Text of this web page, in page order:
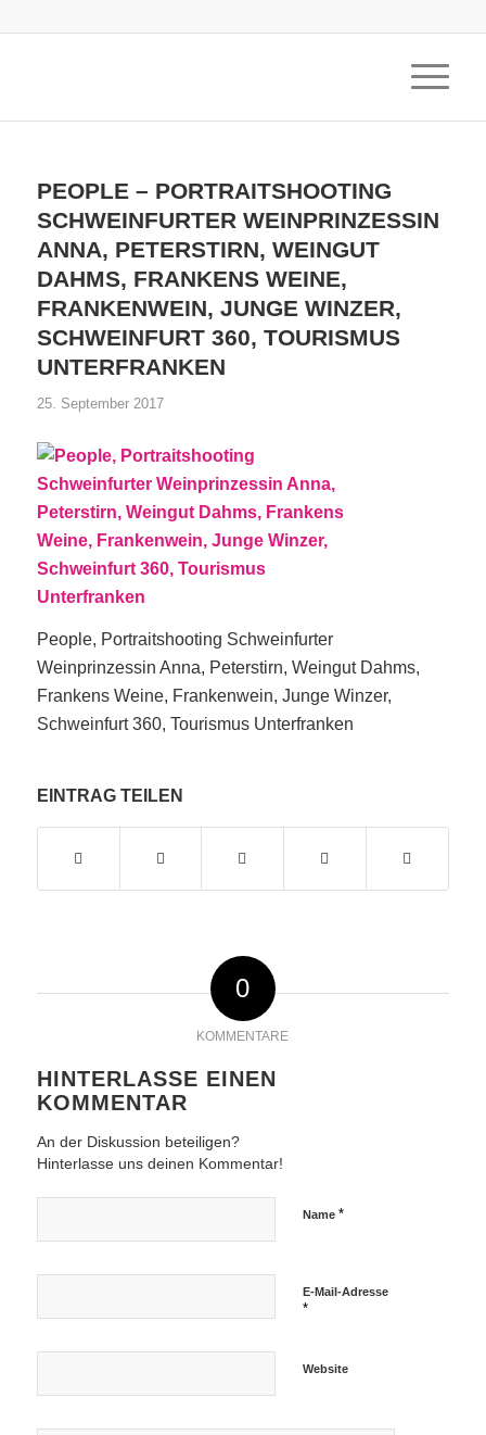
PEOPLE – PORTRAITSHOOTING
SCHWEINFURTER WEINPRINZESSIN
ANNA, PETERSTIRN, WEINGUT
DAHMS, FRANKENS WEINE,
FRANKENWEIN, JUNGE WINZER,
SCHWEINFURT 360, TOURISMUS
UNTERFRANKEN
25. September 2017
People, Portraitshooting Schweinfurter
Weinprinzessin Anna, Peterstirn, Weingut Dahms,
Frankens Weine, Frankenwein, Junge Winzer,
Schweinfurt 360, Tourismus Unterfranken
EINTRAG TEILEN
0
KOMMENTARE
HINTERLASSE EINEN
KOMMENTAR
An der Diskussion beteiligen?
Hinterlasse uns deinen Kommentar!
Name *
E-Mail-Adresse
*
Website